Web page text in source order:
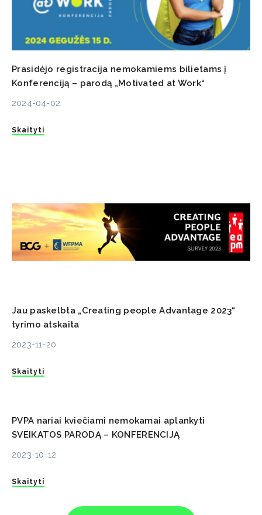
Prasidėjo registracija nemokamiems bilietams į
Konferenciją – parodą „Motivated at Work“
2024-04-02
Skaityti
Jau paskelbta „Creating people Advantage 2023“
tyrimo atskaita
2023-11-20
Skaityti
PVPA nariai kviečiami nemokamai aplankyti
SVEIKATOS PARODĄ – KONFERENCIJĄ
2023-10-12
Skaityti